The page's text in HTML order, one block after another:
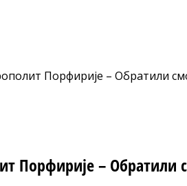
Порфирије – Обратили
– Обратили